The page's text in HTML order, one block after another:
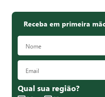
Receba em primeira
Qual sua região?